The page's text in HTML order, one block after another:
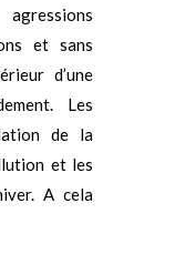
et sans
d’une
Les
de la
et les
A cela